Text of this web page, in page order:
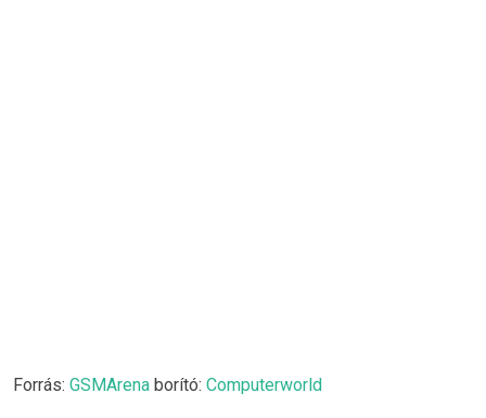
Forrás: GSMArena borító: Computerworld